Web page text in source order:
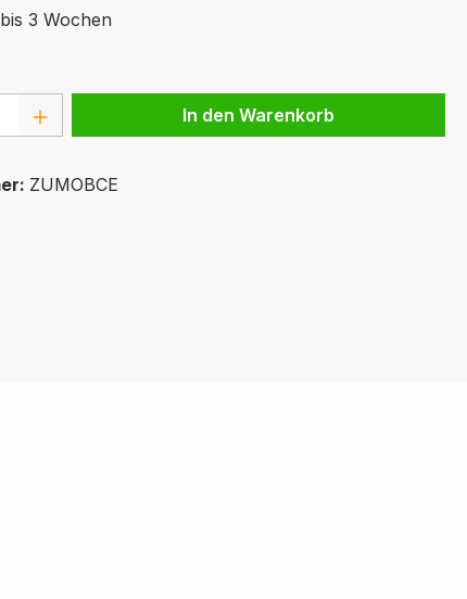
3 Wochen
Gib den gewünschten Wert
In den Warenkorb
ZUMOBCE